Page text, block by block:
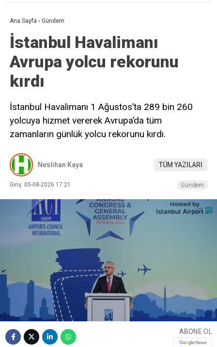
Ana Sayfa › Gündem
İstanbul Havalimanı
Avrupa yolcu rekorunu
kırdı
İstanbul Havalimanı 1 Ağustos’ta 289 bin 260
yolcuya hizmet vererek Avrupa’da tüm
zamanların günlük yolcu rekorunu kırdı.
Neslihan Kaya TÜM YAZILARI
Giriş: 05-08-2026 17:21 Gündem
ABONE OL